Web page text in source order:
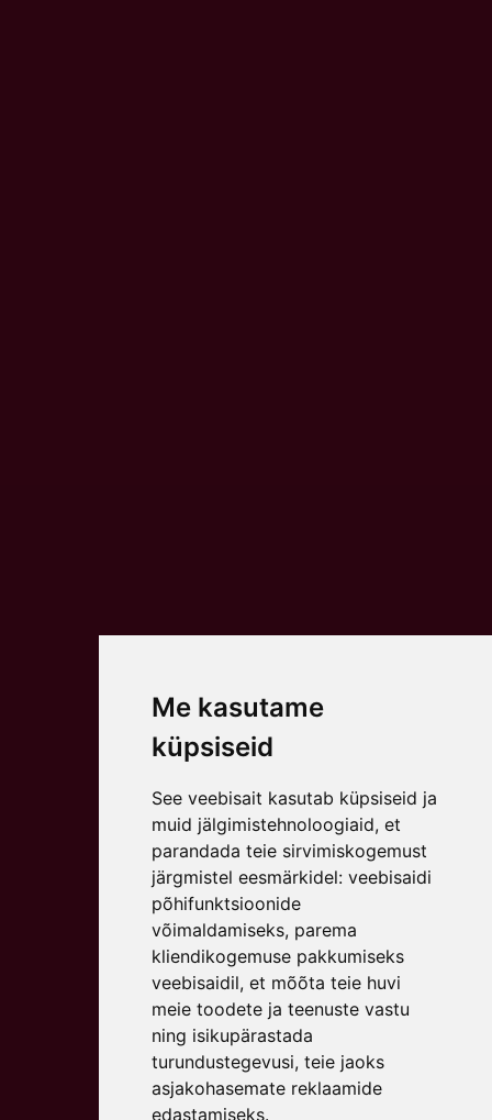
Me kasutame
küpsiseid
See veebisait kasutab küpsiseid ja
muid jälgimistehnoloogiaid, et
parandada teie sirvimiskogemust
järgmistel eesmärkidel: veebisaidi
põhifunktsioonide
võimaldamiseks, parema
kliendikogemuse pakkumiseks
veebisaidil, et mõõta teie huvi
meie toodete ja teenuste vastu
ning isikupärastada
turundustegevusi, teie jaoks
asjakohasemate reklaamide
edastamiseks.